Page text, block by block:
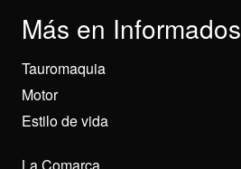
Más en Informados
Tauromaquia
Motor
Estilo de vida
La Comarca